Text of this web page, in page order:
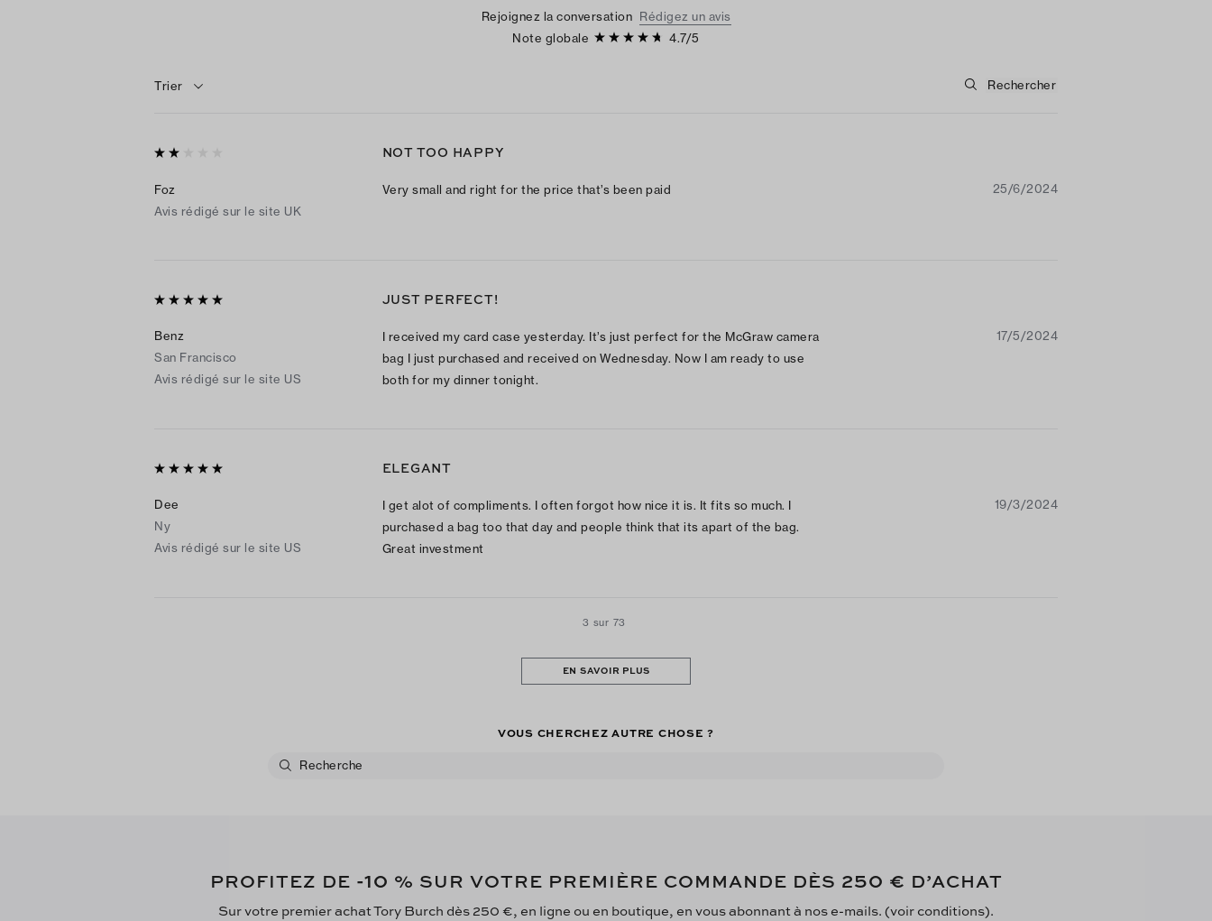
Rejoignez la conversation Rédigez un avis
Note globale
4.7/5
Trier
Foz
Avis rédigé sur le site UK
NOT TOO HAPPY
Very small and right for the price that’s been paid 25/6/2024
Benz
San Francisco
Avis rédigé sur le site US
JUST PERFECT!
I received my card case yesterday. It’s just perfect for the McGraw camera
bag I just purchased and received on Wednesday. Now I am ready to use
both for my dinner tonight.
17/5/2024
Dee
Ny
Avis rédigé sur le site US
ELEGANT
I get alot of compliments. I often forgot how nice it is. It fits so much. I
purchased a bag too that day and people think that its apart of the bag.
Great investment
19/3/2024
3 sur 73
EN SAVOIR PLUS
VOUS CHERCHEZ AUTRE CHOSE ?
PROFITEZ DE -10 % SUR VOTRE PREMIÈRE COMMANDE DÈS 250 € D’ACHAT
Sur votre premier achat Tory Burch dès 250 €, en ligne ou en boutique, en vous abonnant à nos e-mails. (voir conditions).